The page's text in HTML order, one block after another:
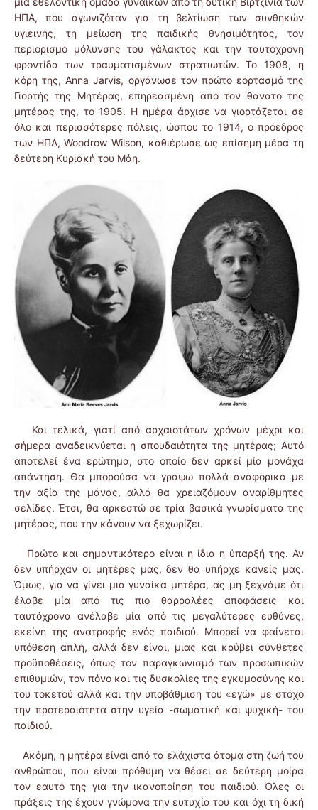
ΗΠΑ, που αγωνιζόταν για τη βελτίωση των συνθηκών
υγιεινής, τη μείωση της παιδικής θνησιμότητας, τον
περιορισμό μόλυνσης του γάλακτος και την ταυτόχρονη
φροντίδα των τραυματισμένων στρατιωτών. To 1908, η
κόρη της, Anna Jarvis, οργάνωσε τον πρώτο εορτασμό της
Γιορτής της Μητέρας, επηρεασμένη από τον θάνατο της
μητέρας της, το 1905. Η ημέρα άρχισε να γιορτάζεται σε
όλο και περισσότερες πόλεις, ώσπου το 1914, ο πρόεδρος
των ΗΠΑ, Woodrow Wilson, καθιέρωσε ως επίσημη μέρα τη
δεύτερη Κυριακή του Μάη.
Και τελικά, γιατί από αρχαιοτάτων χρόνων μέχρι και
σήμερα αναδεικνύεται η σπουδαιότητα της μητέρας; Αυτό
αποτελεί ένα ερώτημα, στο οποίο δεν αρκεί μία μονάχα
απάντηση. Θα μπορούσα να γράψω πολλά αναφορικά με
την αξία της μάνας, αλλά θα χρειαζόμουν αναρίθμητες
σελίδες. Έτσι, θα αρκεστώ σε τρία βασικά γνωρίσματα της
μητέρας, που την κάνουν να ξεχωρίζει.
Πρώτο και σημαντικότερο είναι η ίδια η ύπαρξή της. Αν
δεν υπήρχαν οι μητέρες μας, δεν θα υπήρχε κανείς μας.
Όμως, για να γίνει μια γυναίκα μητέρα, ας μη ξεχνάμε ότι
έλαβε μία από τις πιο θαρραλέες αποφάσεις και
ταυτόχρονα ανέλαβε μία από τις μεγαλύτερες ευθύνες,
εκείνη της ανατροφής ενός παιδιού. Μπορεί να φαίνεται
υπόθεση απλή, αλλά δεν είναι, μιας και κρύβει σύνθετες
προϋποθέσεις, όπως τον παραγκωνισμό των προσωπικών
επιθυμιών, τον πόνο και τις δυσκολίες της εγκυμοσύνης και
του τοκετού αλλά και την υποβάθμιση του «εγώ» με στόχο
την προτεραιότητα στην υγεία -σωματική και ψυχική- του
παιδιού.
Ακόμη, η μητέρα είναι από τα ελάχιστα άτομα στη ζωή του
ανθρώπου, που είναι πρόθυμη να θέσει σε δεύτερη μοίρα
τον εαυτό της για την ικανοποίηση του παιδιού. Όλες οι
πράξεις της έχουν γνώμονα την ευτυχία του και όχι τη δική